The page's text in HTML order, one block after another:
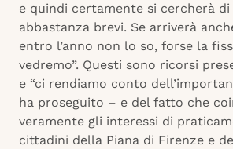
e quindi certamente si cercherà
abbastanza brevi. Se arriverà
entro l’anno non lo so, forse la
vedremo”. Questi sono ricorsi
e “ci rendiamo conto
ha proseguito – e del fatto che
veramente gli interessi di
cittadini della Piana di Firenze e